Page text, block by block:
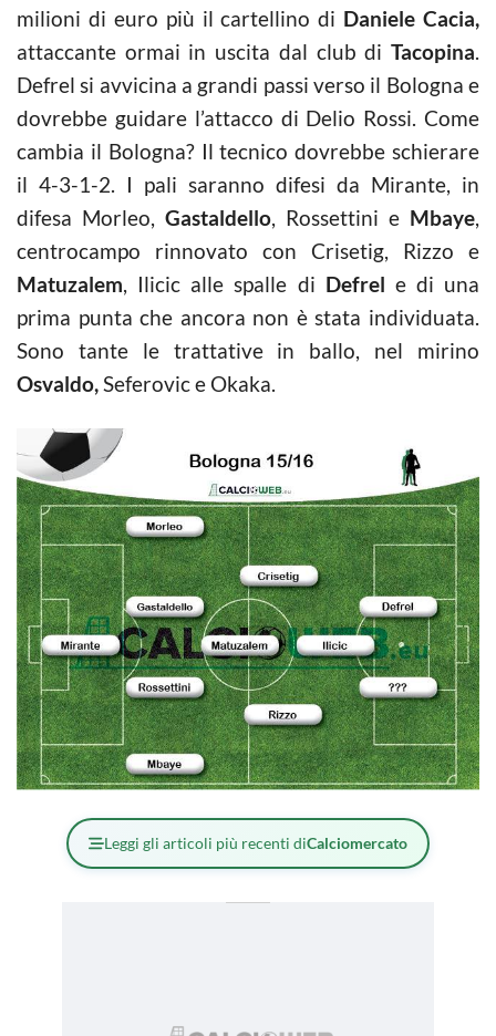
milioni di euro più il cartellino di Daniele Cacia,
attaccante ormai in uscita dal club di Tacopina.
Defrel si avvicina a grandi passi verso il Bologna e
dovrebbe guidare l’attacco di Delio Rossi. Come
cambia il Bologna? Il tecnico dovrebbe schierare
il 4-3-1-2. I pali saranno difesi da Mirante, in
difesa Morleo, Gastaldello, Rossettini e Mbaye,
centrocampo rinnovato con Crisetig, Rizzo e
Matuzalem, Ilicic alle spalle di Defrel e di una
prima punta che ancora non è stata individuata.
Sono tante le trattative in ballo, nel mirino
Osvaldo,Seferovic e Okaka.
Leggi gli articoli più recenti diCalciomercato